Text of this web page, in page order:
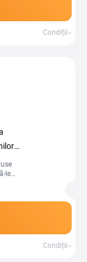
Condiții
le
Condiții